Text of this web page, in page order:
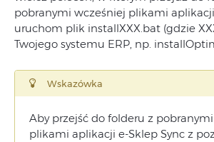
pobranymi wcześniej plikami
uruchom plik installXXX.bat (gdzie
Twojego systemu ERP, np.
Wskazówka
Aby przejść do folderu z
plikami aplikacji e-Sklep Sync z